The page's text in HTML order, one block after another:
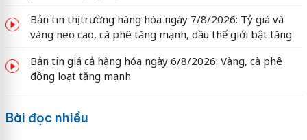
Bản tin thị trường hàng hóa ngày 7/8/2026: Tỷ giá và
vàng neo cao, cà phê tăng mạnh, dầu thế giới bật tăng
Bản tin giá cả hàng hóa ngày 6/8/2026: Vàng, cà phê
đồng loạt tăng mạnh
Bài đọc nhiều